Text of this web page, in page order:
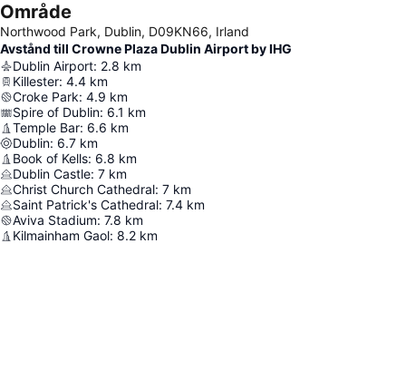
Område
Northwood Park, Dublin, D09KN66, Irland
Avstånd till Crowne Plaza Dublin Airport by IHG
Dublin Airport: 2.8 km
Killester: 4.4 km
Croke Park: 4.9 km
Spire of Dublin: 6.1 km
Temple Bar: 6.6 km
Dublin: 6.7 km
Book of Kells: 6.8 km
Dublin Castle: 7 km
Christ Church Cathedral: 7 km
Saint Patrick's Cathedral: 7.4 km
Aviva Stadium: 7.8 km
Kilmainham Gaol: 8.2 km